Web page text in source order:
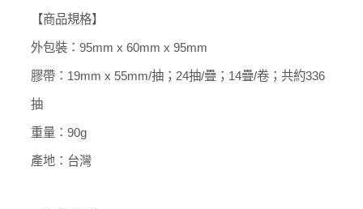
【商品規格】
外包裝：95mm x 60mm x 95mm
膠帶：19mm x 55mm/抽；24抽/疊；14疊/卷；共約336
抽
重量：90g
產地：台灣